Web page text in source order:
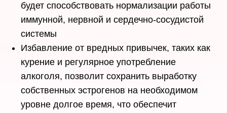
будет способствовать нормализации работы
иммунной, нервной и сердечно-сосудистой
системы
Избавление от вредных привычек, таких как
курение и регулярное употребление
алкоголя, позволит сохранить выработку
собственных эстрогенов на необходимом
уровне долгое время, что обеспечит